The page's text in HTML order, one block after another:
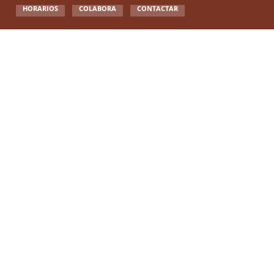
HORARIOS COLABORA CONTACTAR